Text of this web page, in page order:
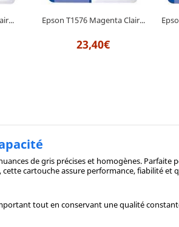
Epson T1576 Magenta Clair...
23,40€
de gris précises et homogènes.
, cette cartouche assure performance, fiabilité et
tout en conservant une qualité